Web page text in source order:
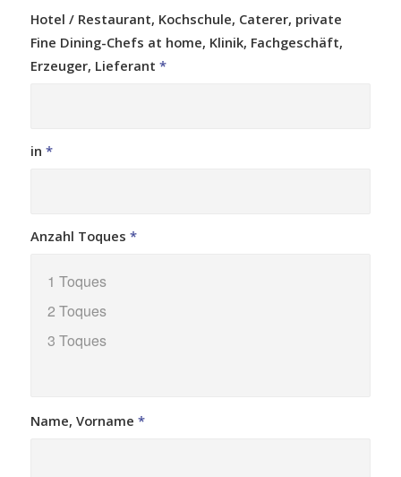
Hotel / Restaurant, Kochschule, Caterer, private
Fine Dining-Chefs at home, Klinik, Fachgeschäft,
Erzeuger, Lieferant *
in *
Anzahl Toques *
Name, Vorname *